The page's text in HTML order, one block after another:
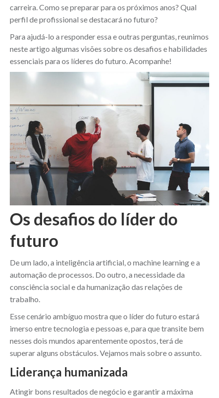
carreira. Como se preparar para os próximos anos? Qual
perfil de profissional se destacará no futuro?
Para ajudá-lo a responder essa e outras perguntas, reunimos
neste artigo algumas visões sobre os desafios e habilidades
essenciais para os líderes do futuro. Acompanhe!
Os desafios do líder do
futuro
De um lado, a inteligência artificial, o machine learning e a
automação de processos. Do outro, a necessidade da
consciência social e da humanização das relações de
trabalho.
Esse cenário ambíguo mostra que o líder do futuro estará
imerso entre tecnologia e pessoas e, para que transite bem
nesses dois mundos aparentemente opostos, terá de
superar alguns obstáculos. Vejamos mais sobre o assunto.
Liderança humanizada
Atingir bons resultados de negócio e garantir a máxima